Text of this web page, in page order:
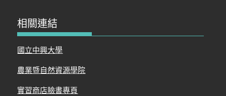
相關連結
國立中興大學
農業暨自然資源學院
實習商店臉書專頁